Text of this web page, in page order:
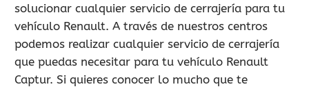
solucionar cualquier servicio de cerrajería para tu
vehículo Renault. A través de nuestros centros
podemos realizar cualquier servicio de cerrajería
que puedas necesitar para tu vehículo Renault
Captur. Si quieres conocer lo mucho que te